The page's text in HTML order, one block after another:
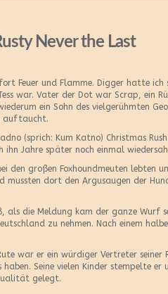
Never the Last
Feuer und Flamme. Digger hatte ich
war. Vater der Dot war Scrap, ein
ein Sohn des vielgerühmten
auftaucht.
(sprich: Kum Katno) Christmas
ihn Jahre später noch einmal
den großen Foxhoundmeuten lebten
dort den Argusaugen der
die Meldung kam der ganze Wurf
zu nehmen. Nach einem
war er ein würdiger Vertreter seiner
Seine vielen Kinder stempelte er
gelegt.